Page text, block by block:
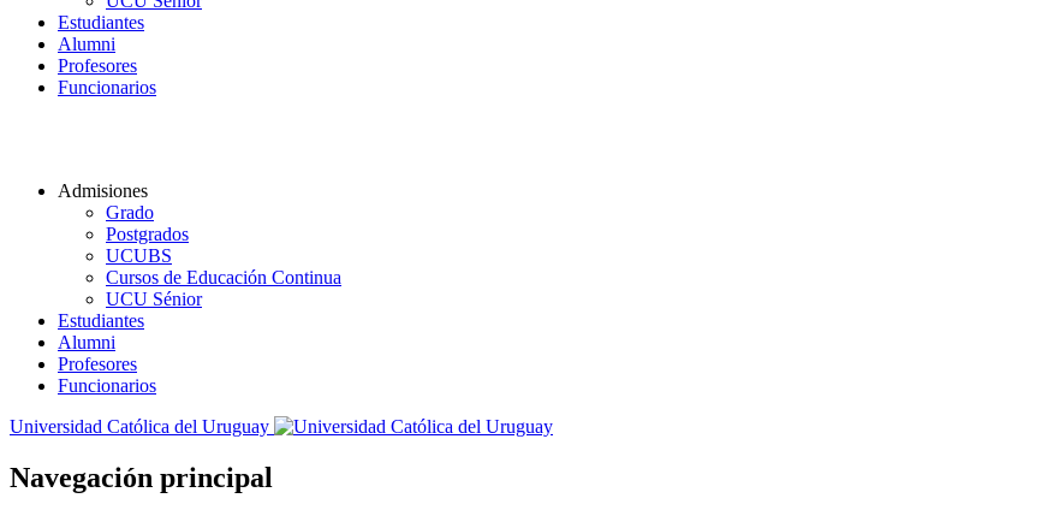
Estudiantes
Alumni
Profesores
Funcionarios
Admisiones
Grado
Postgrados
UCUBS
Cursos de Educación Continua
UCU Sénior
Estudiantes
Alumni
Profesores
Funcionarios
Universidad Católica del Uruguay
Navegación principal